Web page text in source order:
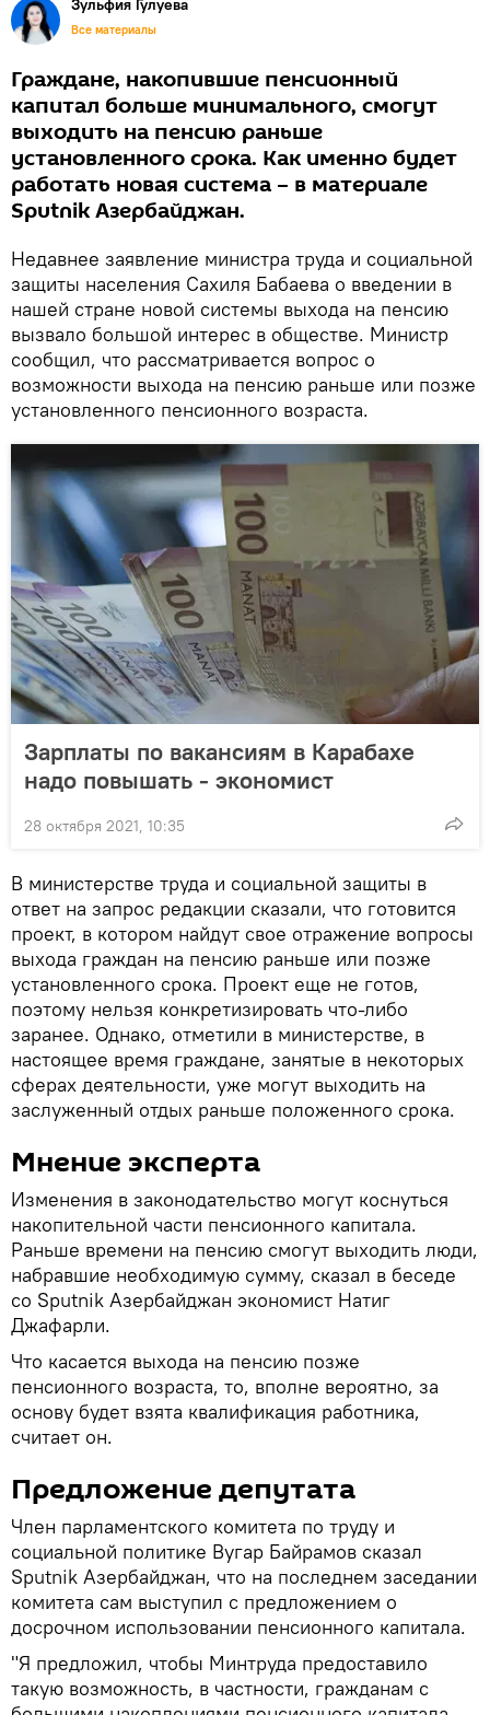
Зульфия Гулуева
Все материалы
Граждане, накопившие пенсионный
капитал больше минимального, смогут
выходить на пенсию раньше
установленного срока. Как именно будет
работать новая система – в материале
Sputnik Азербайджан.
Недавнее заявление министра труда и социальной
защиты населения Сахиля Бабаева о введении в
нашей стране новой системы выхода на пенсию
вызвало большой интерес в обществе. Министр
сообщил, что рассматривается вопрос о
возможности выхода на пенсию раньше или позже
установленного пенсионного возраста.
Зарплаты по вакансиям в Карабахе
надо повышать - экономист
28 октября 2021, 10:35
В министерстве труда и социальной защиты в
ответ на запрос редакции сказали, что готовится
проект, в котором найдут свое отражение вопросы
выхода граждан на пенсию раньше или позже
установленного срока. Проект еще не готов,
поэтому нельзя конкретизировать что-либо
заранее. Однако, отметили в министерстве, в
настоящее время граждане, занятые в некоторых
сферах деятельности, уже могут выходить на
заслуженный отдых раньше положенного срока.
Мнение эксперта
Изменения в законодательство могут коснуться
накопительной части пенсионного капитала.
Раньше времени на пенсию смогут выходить люди,
набравшие необходимую сумму, сказал в беседе
со Sputnik Азербайджан экономист Натиг
Джафарли.
Что касается выхода на пенсию позже
пенсионного возраста, то, вполне вероятно, за
основу будет взята квалификация работника,
считает он.
Предложение депутата
Член парламентского комитета по труду и
социальной политике Вугар Байрамов сказал
Sputnik Азербайджан, что на последнем заседании
комитета сам выступил с предложением о
досрочном использовании пенсионного капитала.
"Я предложил, чтобы Минтруда предоставило
такую возможность, в частности, гражданам с